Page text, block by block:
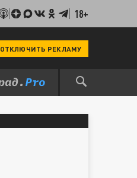
18+
ОТКЛЮЧИТЬ РЕКЛАМУ